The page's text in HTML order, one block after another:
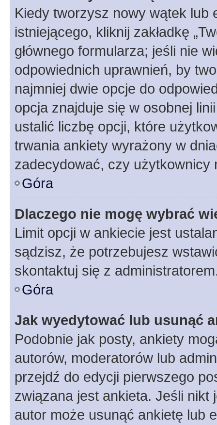
Kiedy tworzysz nowy wątek lub
istniejącego, kliknij zakładkę
głównego formularza; jeśli nie
odpowiednich uprawnień, by
najmniej dwie opcje do
opcja znajduje się w osobnej
ustalić liczbę opcji, które
trwania ankiety wyrażony w
zadecydować, czy użytkownicy
Góra
Dlaczego nie mogę wybrać
Limit opcji w ankiecie jest
sądzisz, że potrzebujesz
skontaktuj się z
Góra
Jak wyedytować lub usunąć
Podobnie jak posty, ankiety
autorów, moderatorów lub
przejdź do edycji pierwszego
związana jest ankieta. Jeśli nikt
autor może usunąć ankietę lub